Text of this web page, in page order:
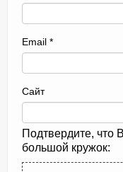
Email *
Сайт
Подтвердите,
большой кружок: